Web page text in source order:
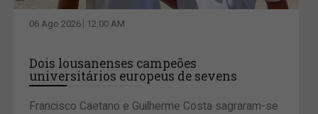
06 Ago 2026 12:00 AM
Dois lousanenses campeões
universitários europeus de sevens
Francisco Caetano e Guilherme Costa sagraram-se